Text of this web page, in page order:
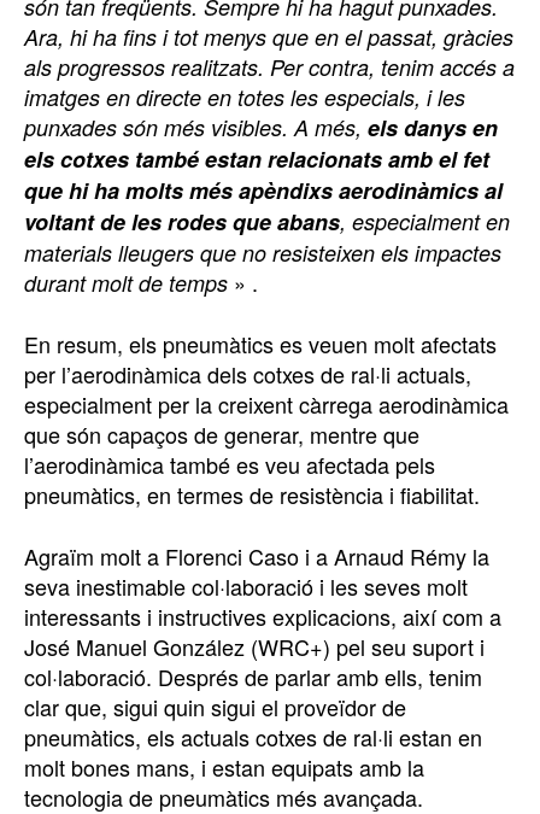
són tan freqüents. Sempre hi ha hagut punxades.
Ara, hi ha fins i tot menys que en el passat, gràcies
als progressos realitzats. Per contra, tenim accés a
imatges en directe en totes les especials, i les
punxades són més visibles. A més, els danys en
els cotxes també estan relacionats amb el fet
que hi ha molts més apèndixs aerodinàmics al
voltant de les rodes que abans, especialment en
materials lleugers que no resisteixen els impactes
durant molt de temps » .
En resum, els pneumàtics es veuen molt afectats
per l’aerodinàmica dels cotxes de ral·li actuals,
especialment per la creixent càrrega aerodinàmica
que són capaços de generar, mentre que
l’aerodinàmica també es veu afectada pels
pneumàtics, en termes de resistència i fiabilitat.
Agraïm molt a Florenci Caso i a Arnaud Rémy la
seva inestimable col·laboració i les seves molt
interessants i instructives explicacions, així com a
José Manuel González (WRC+) pel seu suport i
col·laboració. Després de parlar amb ells, tenim
clar que, sigui quin sigui el proveïdor de
pneumàtics, els actuals cotxes de ral·li estan en
molt bones mans, i estan equipats amb la
tecnologia de pneumàtics més avançada.